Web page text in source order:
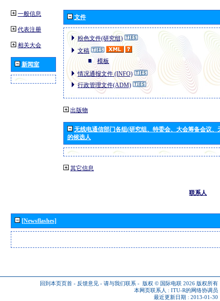
一般信息
代表注册
相关大会
新闻室
文件
粉色文件(研究组)
文稿
模板
情况通报文件 (INFO)
行政管理文件(ADM)
出版物
无线电通信部门各组(研究组、特委会、大会筹备会议
的候选人
其它信息
联系人
[Newsflashes]
回到本页页首 - 反馈意见 - 请与我们联系 - 版权 © 国际电联 2026 版权所有
本网页联系人 : ITU-R的网络协调员
最近更新日期 : 2013-01-30